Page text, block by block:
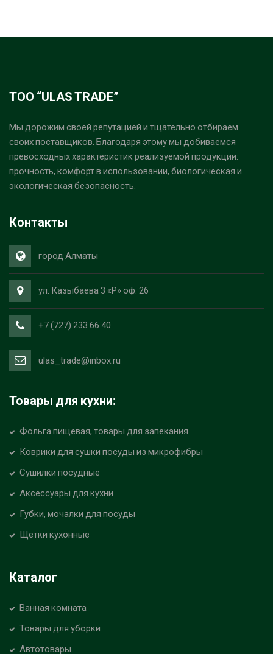
ТОО “ULAS TRADE”
Мы дорожим своей репутацией и тщательно отбираем
своих поставщиков. Благодаря этому мы добиваемся
превосходных характеристик реализуемой продукции:
прочность, комфорт в использовании, биологическая и
экологическая безопасность.
Контакты
город Алматы
ул. Казыбаева 3 «Р» оф. 26
+7 (727) 233 66 40
ulas_trade@inbox.ru
Товары для кухни:
Фольга пищевая, товары для запекания
Коврики для сушки посуды из микрофибры
Сушилки посудные
Аксессуары для кухни
Губки, мочалки для посуды
Щетки кухонные
Каталог
Ванная комната
Товары для уборки
Автотовары